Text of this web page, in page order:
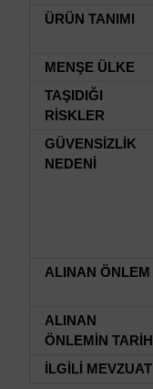
ÜRÜN TANIMI
MENŞE ÜLKE
TAŞIDIĞI
RİSKLER
GÜVENSİZLİK
NEDENİ
ALINAN ÖNLEM
ALINAN
ÖNLEMİN TARİHİ
İLGİLİ MEVZUAT